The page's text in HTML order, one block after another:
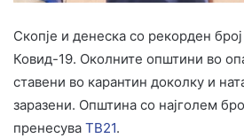
Скопје и денеска со рекорден
Ковид-19. Околните општини во
ставени во карантин доколку и
заразени. Општина со најголем
пренесува ТВ21.